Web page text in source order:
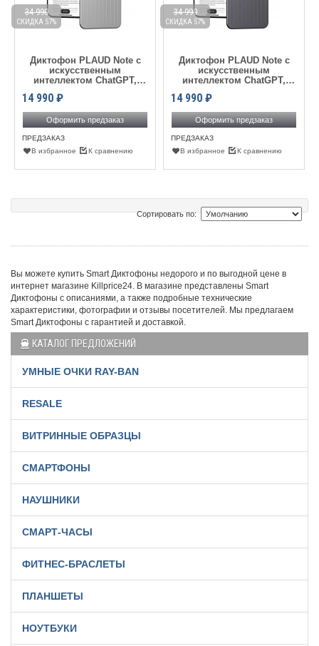
Диктофон PLAUD Note с
искусственным
интеллектом ChatGPT,
14 990 ₽
34 990
СКИДКА 57%
Оформить предзаказ
ПРЕДЗАКАЗ
В избранное
К сравнению
Диктофон PLAUD Note с
искусственным
интеллектом ChatGPT,
14 990 ₽
34 990
СКИДКА 57%
Оформить предзаказ
ПРЕДЗАКАЗ
В избранное
К сравнению
Сортировать по:
Вы можете купить Smart Диктофоны недорого и по выгодной цене в
интернет магазине Killprice24. В магазине представлены Smart
Диктофоны с описаниями, а также подробные технические
характеристики, фотографии и отзывы посетителей. Мы предлагаем
Smart Диктофоны с гарантией и доставкой.
КАТАЛОГ ПРЕДЛОЖЕНИЙ
УМНЫЕ ОЧКИ RAY-BAN
RESALE
ВИТРИННЫЕ ОБРАЗЦЫ
СМАРТФОНЫ
НАУШНИКИ
СМАРТ-ЧАСЫ
ФИТНЕС-БРАСЛЕТЫ
ПЛАНШЕТЫ
НОУТБУКИ